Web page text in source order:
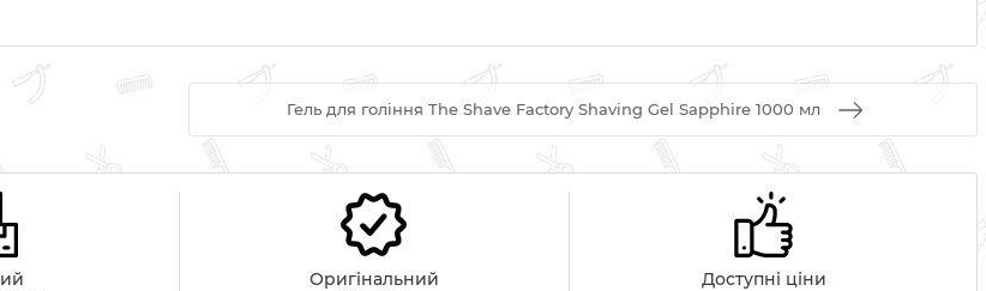
Гель для гоління The Shave Factory Shaving Gel Sapphire 1000 мл
Оригінальний
Доступні ціни